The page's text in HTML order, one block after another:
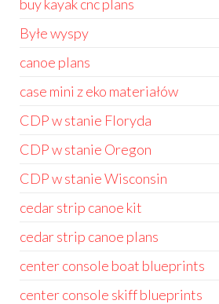
buy kayak cnc plans
Byłe wyspy
canoe plans
case mini z eko materiałów
CDP w stanie Floryda
CDP w stanie Oregon
CDP w stanie Wisconsin
cedar strip canoe kit
cedar strip canoe plans
center console boat blueprints
center console skiff blueprints